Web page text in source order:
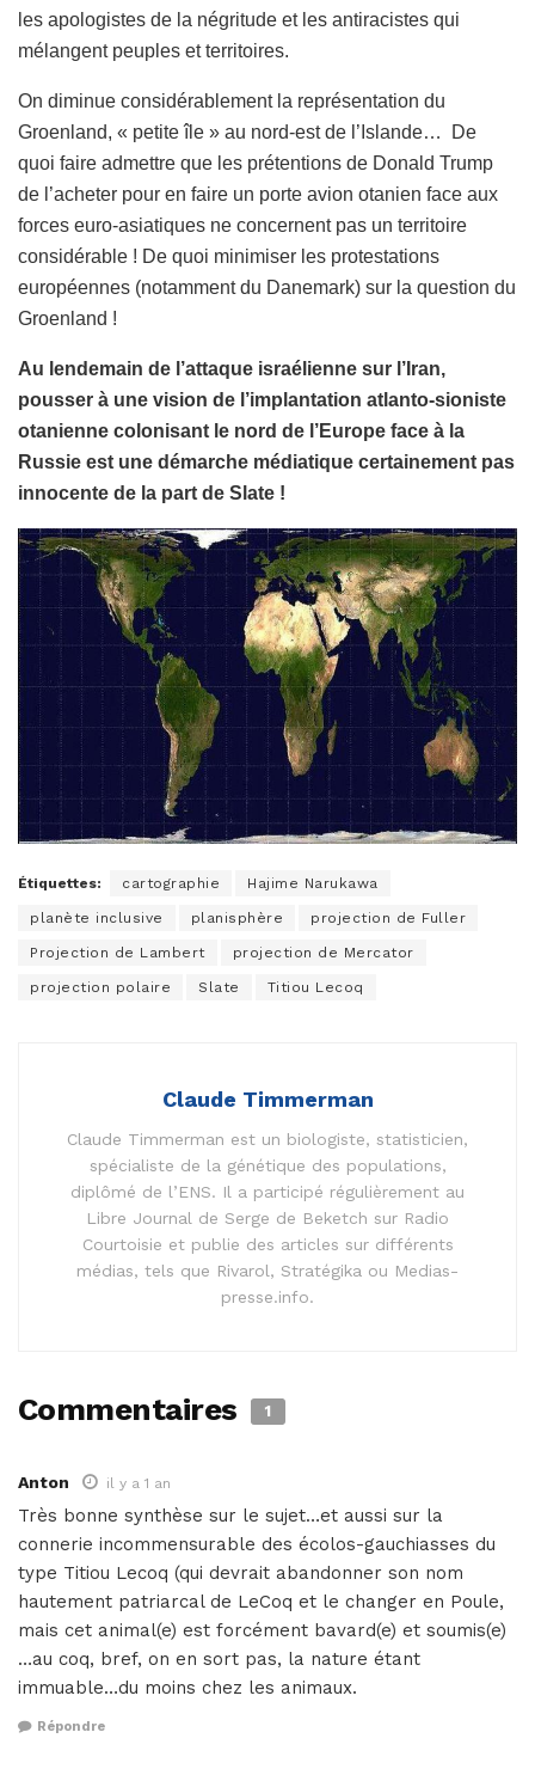
les apologistes de la négritude et les antiracistes qui
mélangent peuples et territoires.
On diminue considérablement la représentation du
Groenland, « petite île » au nord-est de l’Islande… De
quoi faire admettre que les prétentions de Donald Trump
de l’acheter pour en faire un porte avion otanien face aux
forces euro-asiatiques ne concernent pas un territoire
considérable ! De quoi minimiser les protestations
européennes (notamment du Danemark) sur la question du
Groenland !
Au lendemain de l’attaque israélienne sur l’Iran,
pousser à une vision de l’implantation atlanto-sioniste
otanienne colonisant le nord de l’Europe face à la
Russie est une démarche médiatique certainement pas
innocente de la part de Slate !
Étiquettes: cartographie Hajime Narukawa
planète inclusive planisphère projection de Fuller
Projection de Lambert projection de Mercator
projection polaire Slate Titiou Lecoq
Claude Timmerman
Claude Timmerman est un biologiste, statisticien,
spécialiste de la génétique des populations,
diplômé de l’ENS. Il a participé régulièrement au
Libre Journal de Serge de Beketch sur Radio
Courtoisie et publie des articles sur différents
médias, tels que Rivarol, Stratégika ou Medias-
presse.info.
Commentaires 1
Anton il y a 1 an
Très bonne synthèse sur le sujet…et aussi sur la
connerie incommensurable des écolos-gauchiasses du
type Titiou Lecoq (qui devrait abandonner son nom
hautement patriarcal de LeCoq et le changer en Poule,
mais cet animal(e) est forcément bavard(e) et soumis(e)
…au coq, bref, on en sort pas, la nature étant
immuable…du moins chez les animaux.
Répondre